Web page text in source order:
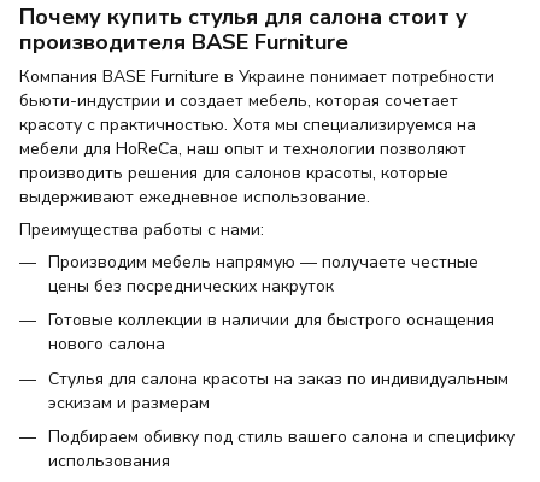
Почему купить стулья для салона стоит у
производителя BASE Furniture
Компания BASE Furniture в Украине понимает потребности
бьюти-индустрии и создает мебель, которая сочетает
красоту с практичностью. Хотя мы специализируемся на
мебели для HoReCa, наш опыт и технологии позволяют
производить решения для салонов красоты, которые
выдерживают ежедневное использование.
Преимущества работы с нами:
Производим мебель напрямую — получаете честные
цены без посреднических накруток
Готовые коллекции в наличии для быстрого оснащения
нового салона
Стулья для салона красоты на заказ по индивидуальным
эскизам и размерам
Подбираем обивку под стиль вашего салона и специфику
использования